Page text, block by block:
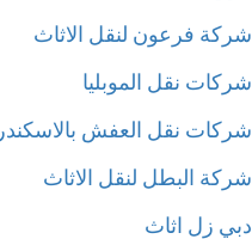
فرعون لنقل الاثاث
نقل الموبليا
نقل العفش بالاسكندرية
البطل لنقل الاثاث
زل اثاث